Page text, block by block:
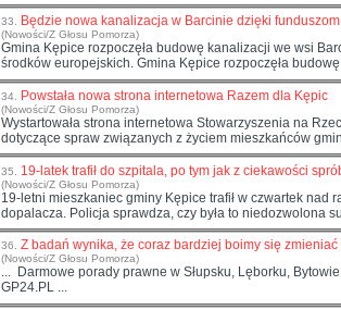
33. Będzie nowa kanalizacja w Barcinie dzięki
(Nowości/Z Głosu Pomorza)
Gmina Kępice rozpoczęła budowę kanalizacji we wsi
środków europejskich. Gmina Kępice rozpoczęła
34. Powstała nowa strona internetowa Razem dla Kępic
(Nowości/Z Głosu Pomorza)
Wystartowała strona internetowa Stowarzyszenia na
35. 19-latek trafił do szpitala, po tym jak z ciekawości
(Nowości/Z Głosu Pomorza)
19-letni mieszkaniec gminy Kępice trafił w czwartek nad
dopalacza. Policja sprawdza, czy była to niedozwolona
36. Z badań wynika, że coraz bardziej boimy się zmieniać
(Nowości/Z Głosu Pomorza)
... Darmowe porady prawne w Słupsku, Lęborku,
GP24.PL ...